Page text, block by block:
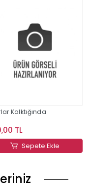
Kalktığında
TL
Sepete Ekle